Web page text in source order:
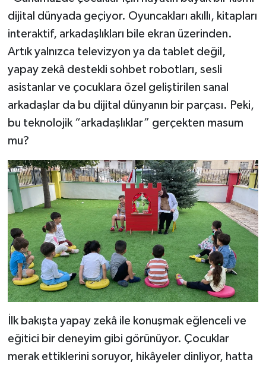
dijital dünyada geçiyor. Oyuncakları akıllı, kitapları
interaktif, arkadaşlıkları bile ekran üzerinden.
Artık yalnızca televizyon ya da tablet değil,
yapay zekâ destekli sohbet robotları, sesli
asistanlar ve çocuklara özel geliştirilen sanal
arkadaşlar da bu dijital dünyanın bir parçası. Peki,
bu teknolojik “arkadaşlıklar” gerçekten masum
mu?
İlk bakışta yapay zekâ ile konuşmak eğlenceli ve
eğitici bir deneyim gibi görünüyor. Çocuklar
merak ettiklerini soruyor, hikâyeler dinliyor, hatta